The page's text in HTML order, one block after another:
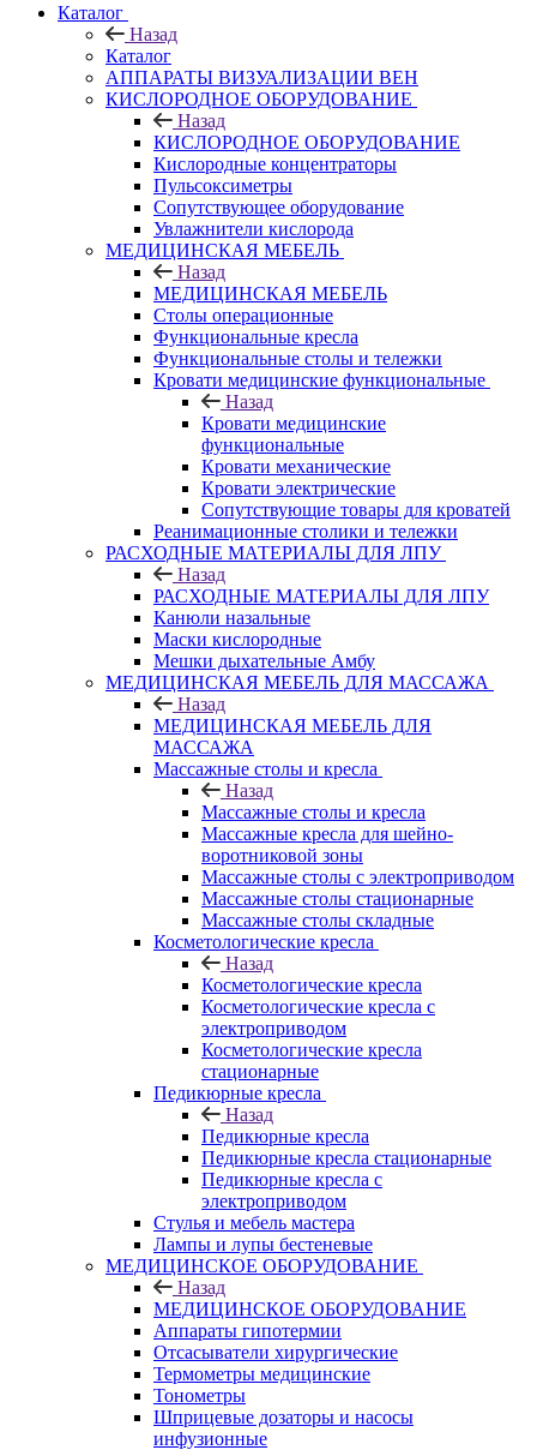
Каталог
Назад
Каталог
АППАРАТЫ ВИЗУАЛИЗАЦИИ ВЕН
КИСЛОРОДНОЕ ОБОРУДОВАНИЕ
Назад
КИСЛОРОДНОЕ ОБОРУДОВАНИЕ
Кислородные концентраторы
Пульсоксиметры
Сопутствующее оборудование
Увлажнители кислорода
МЕДИЦИНСКАЯ МЕБЕЛЬ
Назад
МЕДИЦИНСКАЯ МЕБЕЛЬ
Столы операционные
Функциональные кресла
Функциональные столы и тележки
Кровати медицинские функциональные
Назад
Кровати медицинские
функциональные
Кровати механические
Кровати электрические
Сопутствующие товары для кроватей
Реанимационные столики и тележки
РАСХОДНЫЕ МАТЕРИАЛЫ ДЛЯ ЛПУ
Назад
РАСХОДНЫЕ МАТЕРИАЛЫ ДЛЯ ЛПУ
Канюли назальные
Маски кислородные
Мешки дыхательные Амбу
МЕДИЦИНСКАЯ МЕБЕЛЬ ДЛЯ МАССАЖА
Назад
МЕДИЦИНСКАЯ МЕБЕЛЬ ДЛЯ
МАССАЖА
Массажные столы и кресла
Назад
Массажные столы и кресла
Массажные кресла для шейно-
воротниковой зоны
Массажные столы с электроприводом
Массажные столы стационарные
Массажные столы складные
Косметологические кресла
Назад
Косметологические кресла
Косметологические кресла с
электроприводом
Косметологические кресла
стационарные
Педикюрные кресла
Назад
Педикюрные кресла
Педикюрные кресла стационарные
Педикюрные кресла с
электроприводом
Стулья и мебель мастера
Лампы и лупы бестеневые
МЕДИЦИНСКОЕ ОБОРУДОВАНИЕ
Назад
МЕДИЦИНСКОЕ ОБОРУДОВАНИЕ
Аппараты гипотермии
Отсасыватели хирургические
Термометры медицинские
Тонометры
Шприцевые дозаторы и насосы
инфузионные